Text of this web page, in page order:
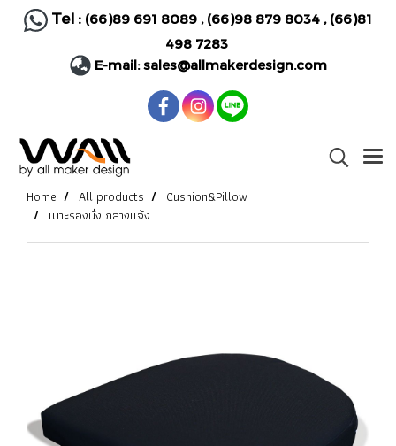
Tel : (66)89 691 8089, (66)98 879 8034, (66)81
498 7283
E-mail:sales@allmakerdesign.com
Home All products
Cushion&Pillow
เบาะรองนั่ง กลางแจ้ง